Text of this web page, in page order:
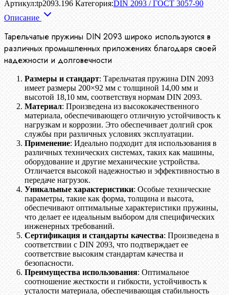
Артикул:tp2093.196 Категория:DIN 2093 / ГОСТ 3057-90
Описание
Тарельчатые пружины DIN 2093 широко используются в
различных промышленных приложениях благодаря своей
надежности и долговечности
Размеры и стандарт: Тарельчатая пружина DIN 2093
имеет размеры 200×92 мм с толщиной 14,00 мм и
высотой 18,10 мм, соответствуя нормам DIN 2093.
Материал: Произведена из высококачественного
материала, обеспечивающего отличную устойчивость к
нагрузкам и коррозии. Это обеспечивает долгий срок
службы при различных условиях эксплуатации.
Применение: Идеально подходит для использования в
различных технических системах, таких как машины,
оборудование и другие механические устройства.
Отличается высокой надежностью и эффективностью в
передаче нагрузок.
Уникальные характеристики: Особые технические
параметры, такие как форма, толщина и высота,
обеспечивают оптимальные характеристики пружины,
что делает ее идеальным выбором для специфических
инженерных требований.
Сертификация и стандарты качества: Произведена в
соответствии с DIN 2093, что подтверждает ее
соответствие высоким стандартам качества и
безопасности.
Преимущества использования: Оптимальное
соотношение жесткости и гибкости, устойчивость к
усталости материала, обеспечивающая стабильность